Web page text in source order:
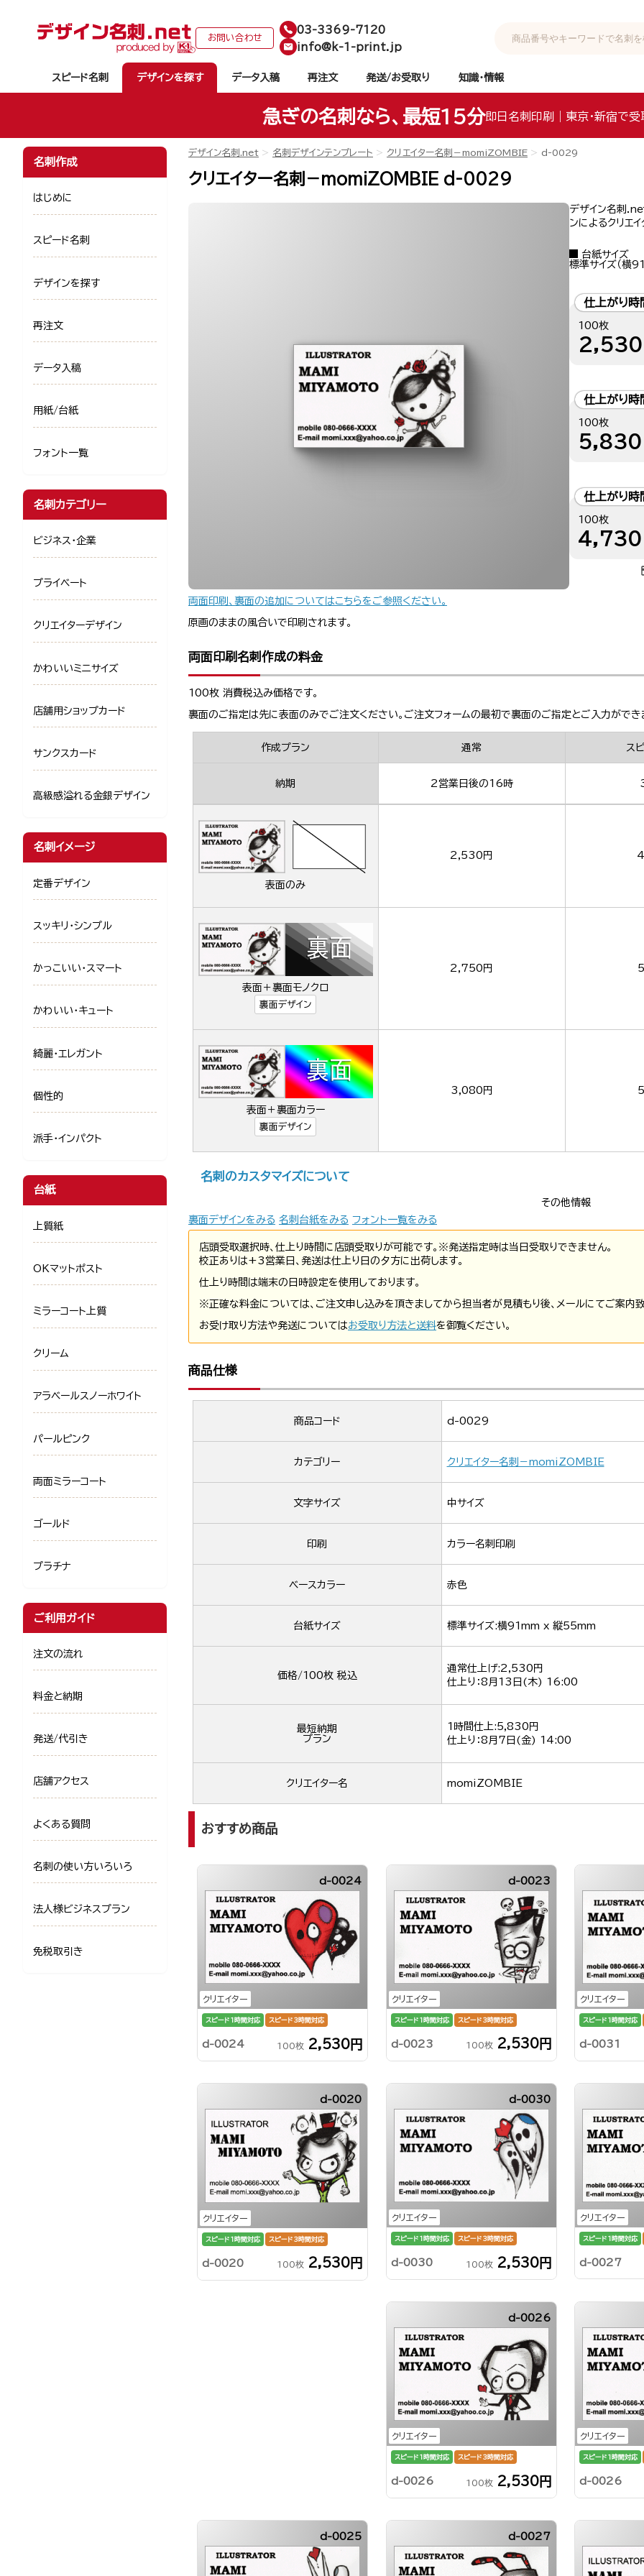
お問い合わせ
03-3369-7120
info@k-1-print.jp
スピード名刺 デザインを探す データ入稿 再注文 発送/お受取り 知識・情報
急ぎの名刺なら、最短15分即日名刺印刷｜東京・新宿で受
デザイン名刺.net 名刺デザインテンプレート クリエイター名刺－momiZOMBIE d-0029
クリエイター名刺－momiZOMBIE d-0029
デザイン名刺
ンによるクリエ
台紙サイズ
標準サイズ（横
仕上がり
100枚
2,530
仕上がり
100枚
5,830
仕上がり
100枚
4,730
両面印刷、裏面の追加についてはこちらをご参照ください。
原画のままの風合いで印刷されます。
両面印刷名刺作成の料金
100枚 消費税込み価格です。
裏面のご指定は先に表面のみでご注文ください。ご注文フォームの最初で裏面のご指定とご入力ができ
作成プラン 通常 ス
納期 2営業日後の16時
表面のみ
2,530円
表面＋裏面モノクロ
裏面デザイン
2,750円
表面＋裏面カラー
裏面デザイン
3,080円
名刺のカスタマイズについて
その他情報
裏面デザインをみる 名刺台紙をみる フォント一覧をみる
店頭受取選択時、仕上り時間に店頭受取りが可能です。※発送指定時は当日受取りできません。
校正ありは+3営業日、発送は仕上り日の夕方に出荷します。
仕上り時間は端末の日時設定を使用しております。
※正確な料金については、ご注文申し込みを頂きましてから担当者が見積もり後、メールにてご案内致
お受け取り方法や発送についてはお受取り方法と送料を御覧ください。
商品仕様
商品コード d-0029
カテゴリー クリエイター名刺－momiZOMBIE
文字サイズ 中サイズ
印刷 カラー名刺印刷
ベースカラー 赤色
台紙サイズ 標準サイズ:横91mm x 縦55mm
価格/100枚 税込
通常仕上げ:2,530円
仕上り：8月13日(木) 16:00
最短納期
プラン
1時間仕上:5,830円
仕上り：8月7日(金) 14:00
クリエイター名 momiZOMBIE
おすすめ商品
クリエイター
d-0024
スピード1時間対応 スピード3時間対応
d-0024 100枚 2,530円
クリエイター
d-0023
スピード1時間対応 スピード3時間対応
d-0023 100枚 2,530円
クリエイター
スピード1時間対応
d-0031
クリエイター
d-0020
スピード1時間対応 スピード3時間対応
d-0020 100枚 2,530円
クリエイター
d-0030
スピード1時間対応 スピード3時間対応
d-0030 100枚 2,530円
クリエイター
スピード1時間対応
d-0027
クリエイター
d-0026
スピード1時間対応 スピード3時間対応
d-0026 100枚 2,530円
クリエイター
スピード1時間対応
d-0026
d-0025 d-0027
名刺作成
はじめに
スピード名刺
デザインを探す
再注文
データ入稿
用紙/台紙
フォント一覧
名刺カテゴリー
ビジネス・企業
プライベート
クリエイターデザイン
かわいいミニサイズ
店舗用ショップカード
サンクスカード
高級感溢れる金銀デザイン
名刺イメージ
定番デザイン
スッキリ・シンプル
かっこいい・スマート
かわいい・キュート
綺麗・エレガント
個性的
派手・インパクト
台紙
上質紙
OKマットポスト
ミラーコート上質
クリーム
アラベールスノーホワイト
パールピンク
両面ミラーコート
ゴールド
プラチナ
ご利用ガイド
注文の流れ
料金と納期
発送/代引き
店舗アクセス
よくある質問
名刺の使い方いろいろ
法人様ビジネスプラン
免税取引き